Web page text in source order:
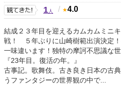
1人 / 4.0
結成２３年目を迎えるカムカムミニ
戦！ ５年ぶりに山崎樹範出演決定
一味違います！独特の摩訶不思議な
『23年目。復活の年。』
古事記。歌舞伎。古き良き日本の古
うファンタジーの世界観の中で...